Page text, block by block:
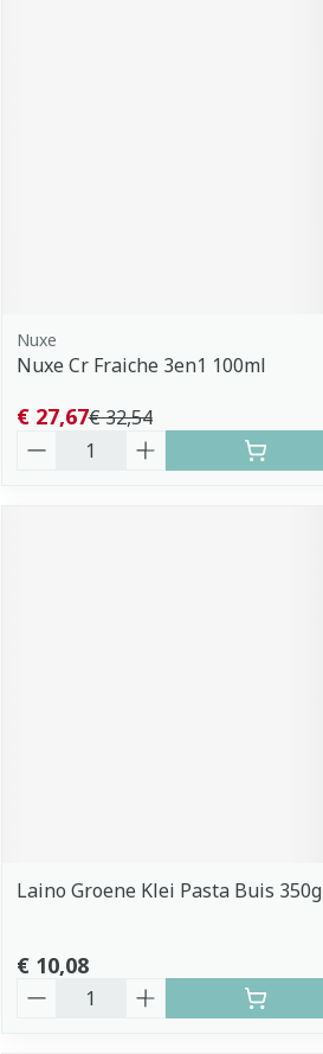
Nuxe
Nuxe Cr Fraiche 3en1 100ml
€ 32,54
€ 27,67
Laino Groene Klei Pasta Buis 350g
€ 10,08